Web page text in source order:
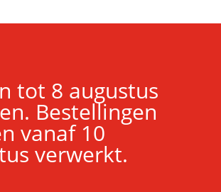
tot 8 augustus
Bestellingen
vanaf 10
verwerkt.